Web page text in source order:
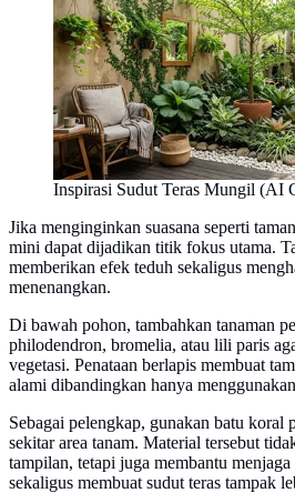
Inspirasi Sudut Teras Mungil (AI
Jika menginginkan suasana seperti
mini dapat dijadikan titik fokus utama.
memberikan efek teduh sekaligus
menenangkan.
Di bawah pohon, tambahkan tanaman
philodendron, bromelia, atau lili paris
vegetasi. Penataan berlapis membuat
alami dibandingkan hanya
Sebagai pelengkap, gunakan batu koral
sekitar area tanam. Material tersebut
tampilan, tetapi juga membantu menjaga
sekaligus membuat sudut teras tampak